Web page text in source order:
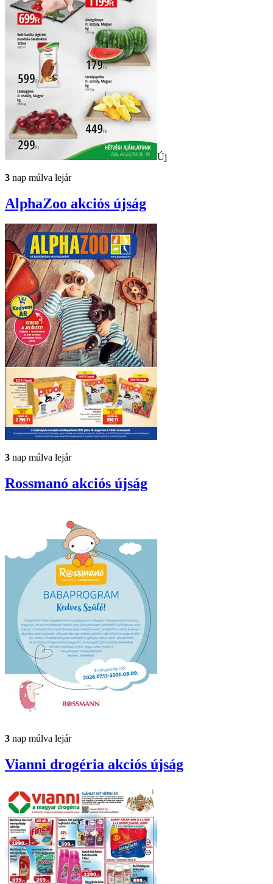
Új
3 nap múlva lejár
AlphaZoo akciós újság
3 nap múlva lejár
Rossmanó akciós újság
3 nap múlva lejár
Vianni drogéria akciós újság